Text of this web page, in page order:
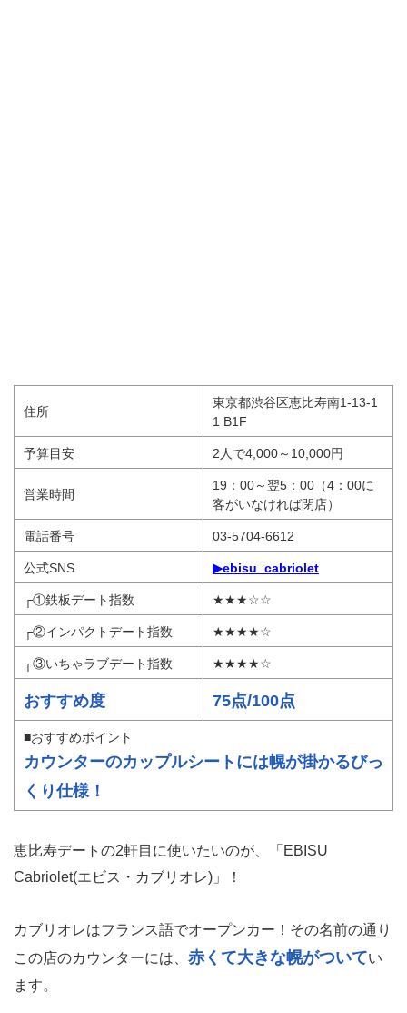
住所
東京都渋谷区恵比寿南1-13-1
1 B1F
予算目安 2人で4,000～10,000円
営業時間
19：00～翌5：00（4：00に
客がいなければ閉店）
電話番号 03-5704-6612
公式SNS ▶ebisu_cabriolet
┌①鉄板デート指数 ★★★☆☆
┌②インパクトデート指数 ★★★★☆
┌③いちゃラブデート指数 ★★★★☆
おすすめ度 75点/100点
■おすすめポイント
カウンターのカップルシートには幌が掛かるびっ
くり仕様！
恵比寿デートの2軒目に使いたいのが、「EBISU
Cabriolet(エビス・カブリオレ)」！
カブリオレはフランス語でオープンカー！その名前の通り
この店のカウンターには、 赤くて大きな幌がついてい
ます。